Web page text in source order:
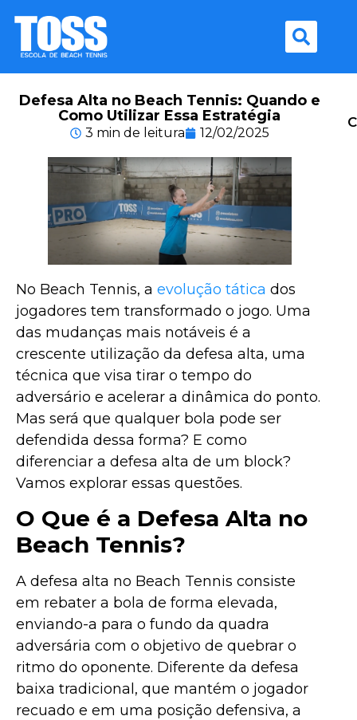
Defesa Alta no Beach Tennis: Quando e
Como Utilizar Essa Estratégia
3 min de leitura 12/02/2025
No Beach Tennis, a evolução tática dos
jogadores tem transformado o jogo. Uma
das mudanças mais notáveis é a
crescente utilização da defesa alta, uma
técnica que visa tirar o tempo do
adversário e acelerar a dinâmica do ponto.
Mas será que qualquer bola pode ser
defendida dessa forma? E como
diferenciar a defesa alta de um block?
Vamos explorar essas questões.
O Que é a Defesa Alta no
Beach Tennis?
A defesa alta no Beach Tennis consiste
em rebater a bola de forma elevada,
enviando-a para o fundo da quadra
adversária com o objetivo de quebrar o
ritmo do oponente. Diferente da defesa
baixa tradicional, que mantém o jogador
recuado e em uma posição defensiva, a